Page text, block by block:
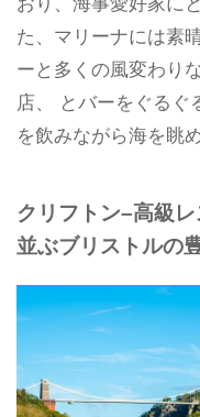
た、マリーナには素
ーと多くの風変わり
店、 とバーをぐるぐ
を飲みながら海を眺
クリフトン–高級
並ぶブリストルの